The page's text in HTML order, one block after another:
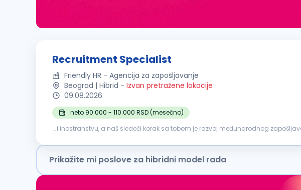
Recruitment Specialist
Friendly HR - Agencija za zapošljavanje
Beograd | Hibrid - Izvan pretražene lokacije
09.08.2026
neto 90.000 - 110.000 RSD (mesečno)
...i inostranstvu, a naš sledeći korak sa tobom je razvoj međunarodnog
Prikažite mi poslove za hibridni model rada